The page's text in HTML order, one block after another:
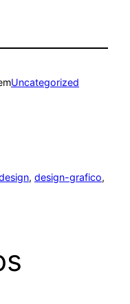
Uncategorized
, design-grafico